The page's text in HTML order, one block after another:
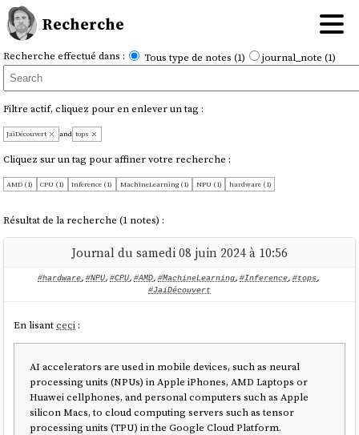
Recherche
Recherche effectué dans : Tous type de notes (1) journal_note (1)
Filtre actif, cliquez pour en enlever un tag :
JaiDécouvert and tops
Cliquez sur un tag pour affiner votre recherche :
AMD (1) CPU (1) Inference (1) MachineLearning (1) NPU (1) hardware (1)
Résultat de la recherche (1 notes) :
Journal du samedi 08 juin 2024 à 10:56
#hardware, #NPU, #CPU, #AMD, #MachineLearning, #Inference, #tops,
#JaiDécouvert
En lisantceci :
AI accelerators are used in mobile devices, such as neural
processing units (NPUs) in Apple iPhones, AMD Laptops or
Huawei cellphones, and personal computers such as Apple
silicon Macs, to cloud computing servers such as tensor
processing units (TPU) in the Google Cloud Platform.